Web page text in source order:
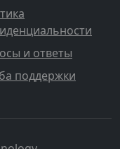
и ответы
поддержки